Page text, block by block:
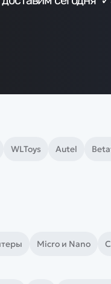
WLToys Autel
Micro и Nano